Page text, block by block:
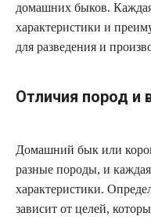
домашних быков.
характеристики и
для разведения и
Отличия пород и
Домашний бык или
разные породы, и
характеристики.
зависит от целей,